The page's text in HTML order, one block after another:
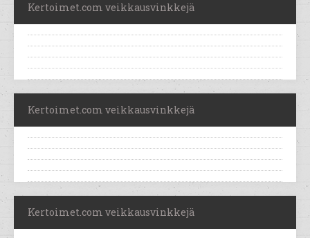
Kertoimet.com veikkausvinkkejä
Kertoimet.com veikkausvinkkejä
Kertoimet.com veikkausvinkkejä